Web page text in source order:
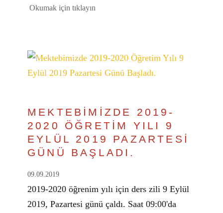
Okumak için tıklayın
MEKTEBİMİZDE 2019-
2020 ÖĞRETİM YILI 9
EYLÜL 2019 PAZARTESİ
GÜNÜ BAŞLADI.
09.09.2019
2019-2020 öğrenim yılı için ders zili 9 Eylül
2019, Pazartesi günü çaldı. Saat 09:00'da